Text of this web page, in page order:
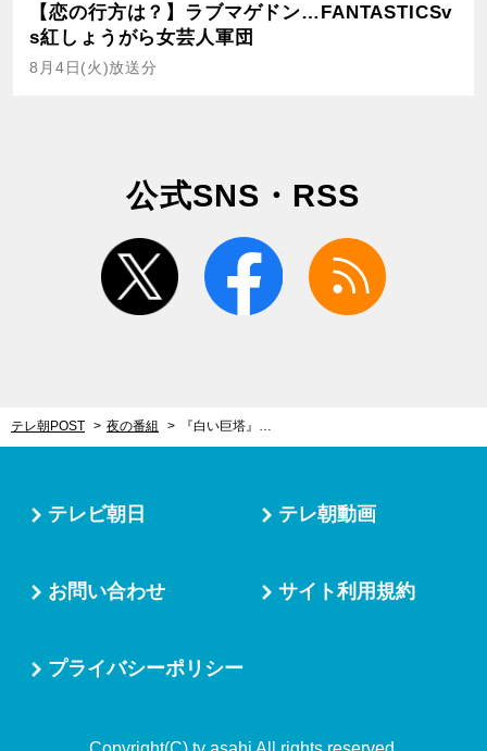
【恋の行方は？】ラブマゲドン…FANTASTICSv
s紅しょうがら女芸人軍団
8月4日(火)放送分
公式SNS・RSS
twitter facebook
テレ朝POST 夜の番組 『白い巨塔』、ついに財前の運命が狂い始める！第三夜、財前が執刀した患者が急変…
テレビ朝日 テレ朝動画
お問い合わせ サイト利用規約
プライバシーポリシー